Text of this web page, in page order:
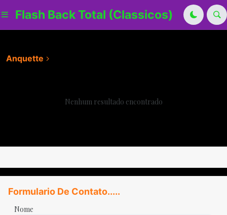
Flash Back Total (Classicos)
Anquette
Nenhum resultado encontrado
Formulario De Contato.....
Nome